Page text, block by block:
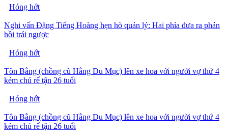
Hóng hớt
Nghi vấn Đặng Tiếng Hoàng hẹn hò quản lý: Hai phía đưa ra phản
hồi trái ngược
Hóng hớt
Tôn Bằng (chồng cũ Hằng Du Mục) lên xe hoa với người vợ thứ 4
kém chú rể tận 26 tuổi
Hóng hớt
Tôn Bằng (chồng cũ Hằng Du Mục) lên xe hoa với người vợ thứ 4
kém chú rể tận 26 tuổi